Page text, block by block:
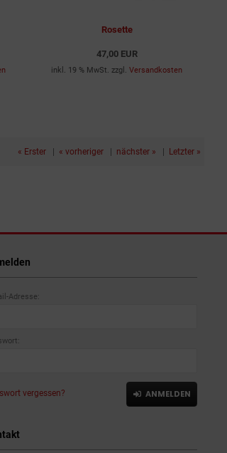
Rosette
47,00 EUR
inkl. 19 % MwSt. zzgl. Versandkosten
« Erster | « vorheriger | nächster » | Letzter »
Adresse:
vergessen? ANMELDEN